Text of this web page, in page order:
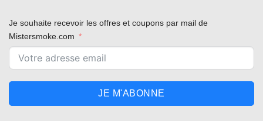
Je souhaite recevoir les offres et coupons par mail de
Mistersmoke.com
JE M'ABONNE